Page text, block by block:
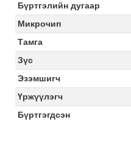
Бүртгэлийн дугаар
Микрочип
Тамга
Зүс
Эзэмшигч
Үржүүлэгч
Бүртгэгдсэн